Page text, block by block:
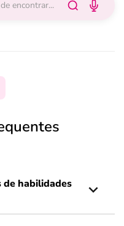
de habilidades